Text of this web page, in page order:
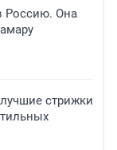
Россию. Она
стрижки